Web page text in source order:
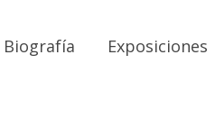
Biografía Exposiciones